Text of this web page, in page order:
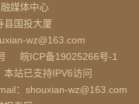
媒体中心
县国投大厦
wz@163.com
皖ICP备19025266号-1
本站已支持IPV6访问
：shouxian-wz@163.com